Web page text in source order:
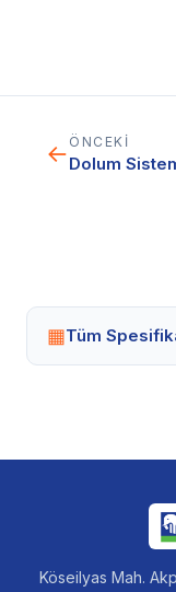
← ÖNCEKI
Dolum
▦Tüm
Köseilyas Mah.